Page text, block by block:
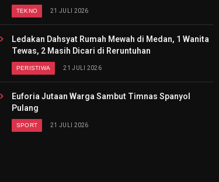
TEKNO 21 JULI 2026
Ledakan Dahsyat Rumah Mewah di Medan, 1 Wanita
Tewas, 2 Masih Dicari di Reruntuhan
PERISTIWA 21 JULI 2026
Euforia Jutaan Warga Sambut Timnas Spanyol
Pulang
SPORT 21 JULI 2026